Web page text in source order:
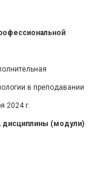
в преподавании
2024 г.
(модули)